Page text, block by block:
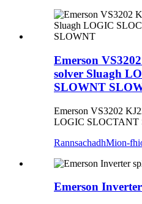
Emerson
solver Sluagh
SLOWNT
Emerson VS3202
LOGIC
RannsachadhMion-
Emerson